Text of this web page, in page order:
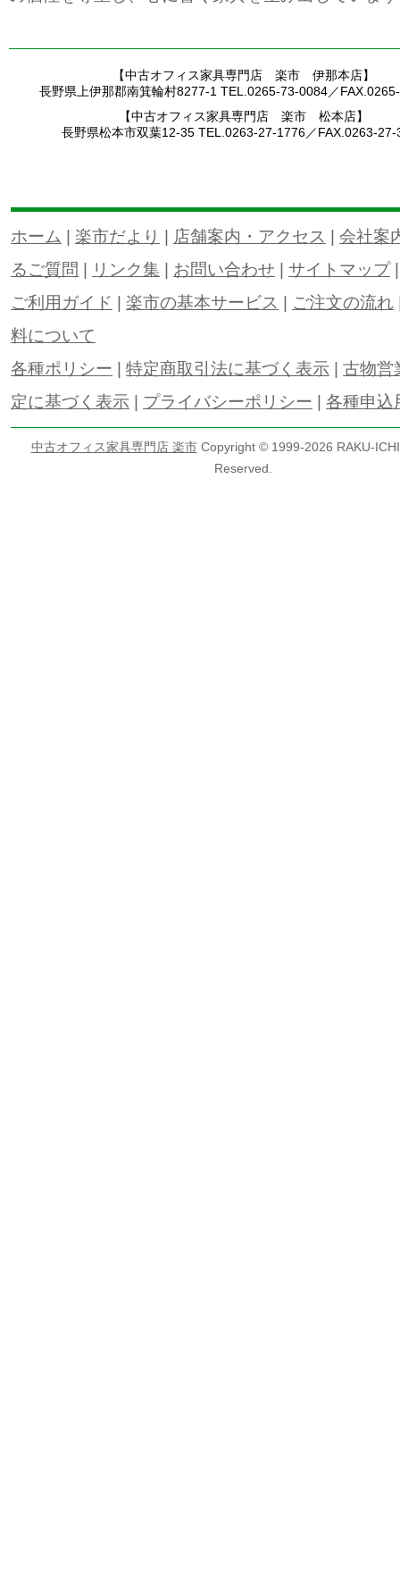
【中古オフィス家具専門店 楽市 伊那本店】
長野県上伊那郡南箕輪村8277-1 TEL.0265-73-0084／
【中古オフィス家具専門店 楽市 松本店】
長野県松本市双葉12-35 TEL.0263-27-1776／FAX.0263-27-
ホーム 楽市だより 店舗案内・アクセス
会社案
るご質問
リンク集 お問い合わせ サイトマップ
ご利用ガイド
楽市の基本サービス ご注文の流れ
料について
各種ポリシー
特定商取引法に基づく表示
古物営
定に基づく表示
プライバシーポリシー 各種申込
中古オフィス家具専門店 楽市Copyright © 1999-2026 RAKU-
Reserved.